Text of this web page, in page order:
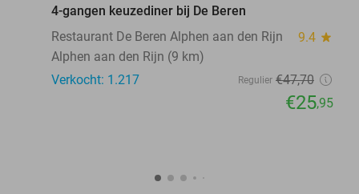
4-gangen keuzediner bij De Beren
Restaurant De Beren Alphen aan den Rijn
9.4 star
Alphen aan den Rijn (9 km)
Verkocht: 1.217
Regulier €47,70
€25,95